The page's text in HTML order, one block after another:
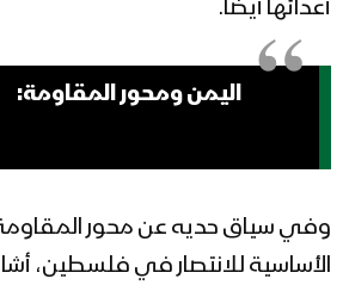
أعدائها أيضا.
اليمن ومحور المقاومة:
وفي سياق حديه عن محور المقاومة
الأساسية للانتصار في فلسطين،